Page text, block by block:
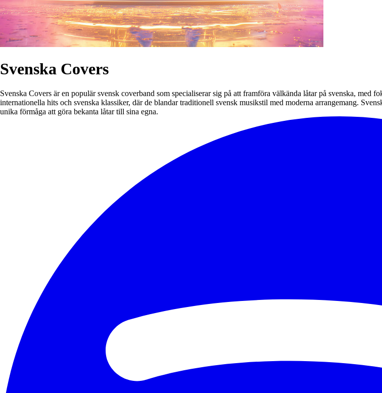
Svenska Covers
Svenska Covers är en populär svensk coverband som specialiserar sig på att framföra välkända låtar på svenska,
internationella hits och svenska klassiker, där de blandar traditionell svensk musikstil med moderna arrangemang.
unika förmåga att göra bekanta låtar till sina egna.